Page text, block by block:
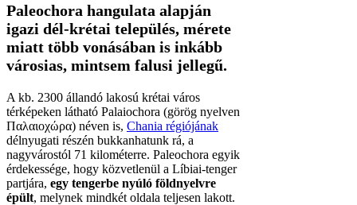
Paleochora hangulata alapján
igazi dél-krétai település, mérete
miatt több vonásában is inkább
városias, mintsem falusi jellegű.
A kb. 2300 állandó lakosú krétai város
térképeken látható Palaiochora (görög nyelven
Παλαιοχώρα) néven is, Chania régiójának
délnyugati részén bukkanhatunk rá, a
nagyvárostól 71 kilométerre. Paleochora egyik
érdekessége, hogy közvetlenül a Líbiai-tenger
partjára, egy tengerbe nyúló földnyelvre
épült, melynek mindkét oldala teljesen lakott.